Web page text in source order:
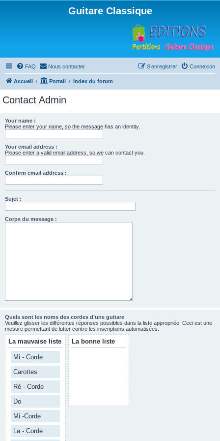
Guitare Classique
FAQ Nous contacter Connexion
S’enregistrer
Accueil Portail Index du forum
Contact Admin
Your name :
Please enter your name, so the message has an identity.
Your email address :
Please enter a valid email address, so we can contact you.
Confirm email address :
Sujet :
Corps du message :
Quels sont les noms des cordes d’une guitare
Veuillez glisser les différentes réponses possibles dans la liste appropriée. Ceci est une
mesure permettant de lutter contre les inscriptions automatisées.
La mauvaise liste
Mi - Corde
Carottes
Ré - Corde
Do
Mi -Corde
La - Corde
La bonne liste